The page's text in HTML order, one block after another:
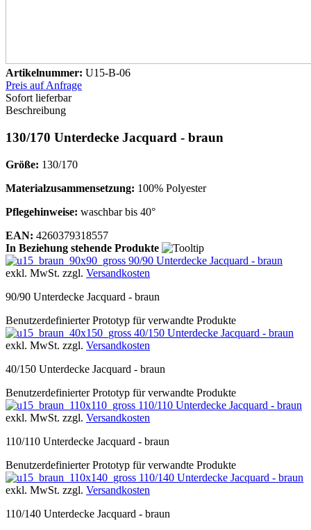
Artikelnummer: U15-B-06
Preis auf Anfrage
Sofort lieferbar
Beschreibung
130/170 Unterdecke Jacquard - braun
Größe: 130/170
Materialzusammensetzung: 100% Polyester
Pflegehinweise: waschbar bis 40°
EAN: 4260379318557
In Beziehung stehende Produkte
90/90 Unterdecke Jacquard - braun
exkl. MwSt. zzgl. Versandkosten
90/90 Unterdecke Jacquard - braun
Benutzerdefinierter Prototyp für verwandte Produkte
40/150 Unterdecke Jacquard - braun
exkl. MwSt. zzgl. Versandkosten
40/150 Unterdecke Jacquard - braun
Benutzerdefinierter Prototyp für verwandte Produkte
110/110 Unterdecke Jacquard - braun
exkl. MwSt. zzgl. Versandkosten
110/110 Unterdecke Jacquard - braun
Benutzerdefinierter Prototyp für verwandte Produkte
110/140 Unterdecke Jacquard - braun
exkl. MwSt. zzgl. Versandkosten
110/140 Unterdecke Jacquard - braun